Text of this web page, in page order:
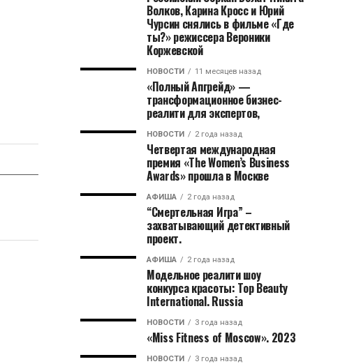
Волков, Карина Кросс и Юрий
Чурсин снялись в фильме «Где
ты?» режиссера Вероники
Коржевской
НОВОСТИ 11 месяцев назад
«Полный Апгрейд» —
трансформационное бизнес-
реалити для экспертов,
НОВОСТИ 2 года назад
Четвертая международная
премия «The Women’s Business
Awards» прошла в Москве
АФИША 2 года назад
“Смертельная Игра” –
захватывающий детективный
проект.
АФИША 2 года назад
Модельное реалити шоу
конкурса красоты: Top Beauty
International. Russia
НОВОСТИ 3 года назад
«Miss Fitness of Moscow». 2023
НОВОСТИ 3 года назад